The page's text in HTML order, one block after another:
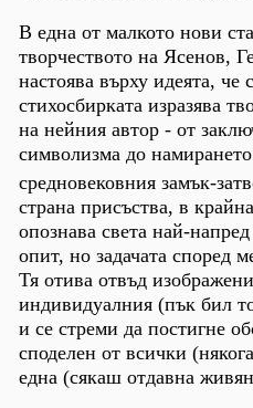
В една от малкото нови
творчеството на Ясенов,
настоява върху идеята, че
стихосбирката изразява
на нейния автор - от
символизма до
средновековния замък-
страна присъства, в
опознава света най-
опит, но задачата според
Тя отива отвъд
индивидуалния (пък бил
и се стреми да постигне
споделен от всички
една (сякаш отдавна